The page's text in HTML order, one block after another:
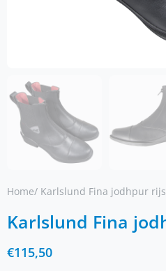
Home/ Karlslund Fina jodhpur
Karlslund Fina
€115,50